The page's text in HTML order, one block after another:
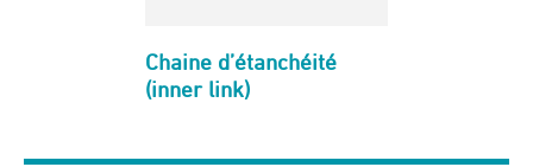
Chaine d’étanchéité
(inner link)